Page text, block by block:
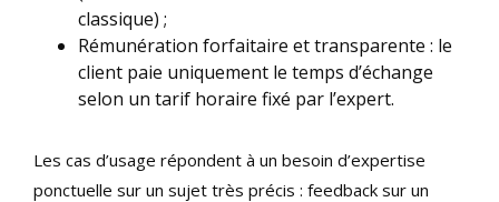
classique) ;
Rémunération forfaitaire et transparente : le
client paie uniquement le temps d’échange
selon un tarif horaire fixé par l’expert.
Les cas d’usage répondent à un besoin d’expertise
ponctuelle sur un sujet très précis : feedback sur un